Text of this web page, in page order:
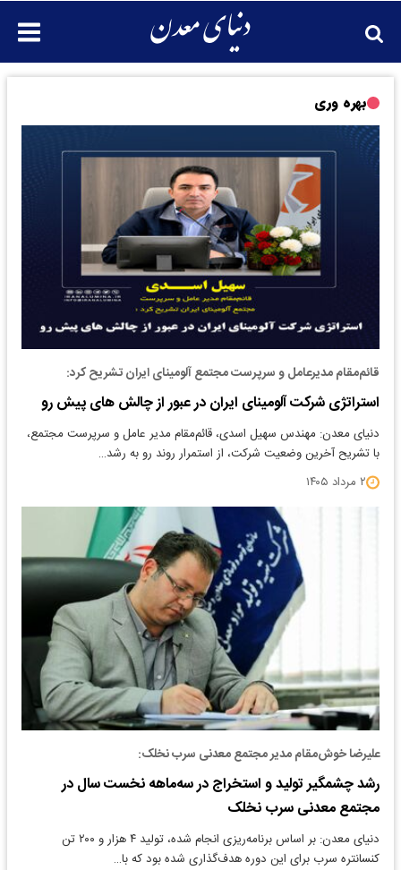
بهره وری
قائم‌مقام مدیرعامل و سرپرست مجتمع آلومینای ایران تشریح کرد:
استراتژی شرکت آلومینای ایران در عبور از چالش های پیش رو
دنیای معدن: مهندس سهیل اسدی، قائم‌مقام مدیر عامل و سرپرست مجتمع،
با تشریح آخرین وضعیت شرکت، از استمرار روند رو به رشد…
۲ مرداد ۱۴۰۵
علیرضا خوش‌مقام مدیر مجتمع معدنی سرب نخلک:
رشد چشمگیر تولید و استخراج در سه‌ماهه نخست سال در
مجتمع معدنی سرب نخلک
دنیای معدن: بر اساس برنامه‌ریزی انجام شده، تولید ۴ هزار و ۲۰۰ تن
کنسانتره سرب برای این دوره هدف‌گذاری شده بود که با…